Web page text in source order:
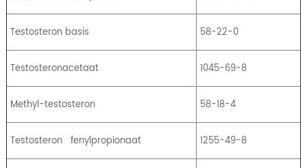
Testosteron basis 58-22-0
Testosteronacetaat 1045-69-8
Methyl-testosteron 58-18-4
Testosteron fenylpropionaat 1255-49-8